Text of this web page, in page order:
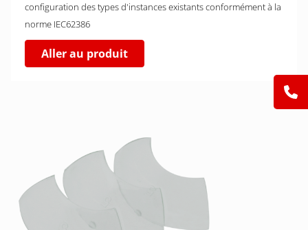
configuration des types d'instances existants conformément à la
norme IEC62386
Aller au produit